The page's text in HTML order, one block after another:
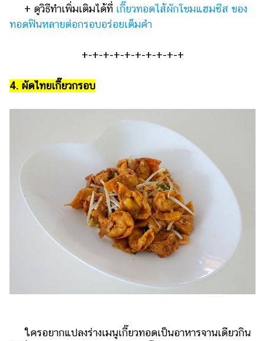
+ ดูวิธีทำเพิ่มเติมได้ที่ เกี๊ยวทอดไส้ผักโขมแฮมชีส ของ
ทอดฟินหลายต่อกรอบอร่อยเต็มคำ
+-+-+-+-+-+-+-+-+-+
4. ผัดไทยเกี๊ยวกรอบ
ใครอยากแปลงร่างเมนูเกี๊ยวทอดเป็นอาหารจานเดียวกิน